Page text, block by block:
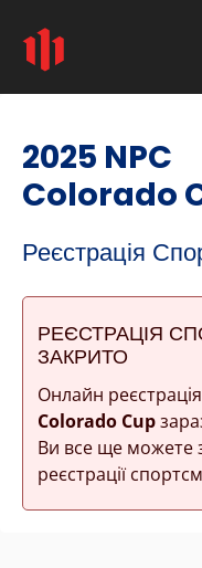
2025 NPC
Colorado
Реєстрація
РЕЄСТРАЦІЯ
ЗАКРИТО
Онлайн
Colorado Cup
Ви все ще можете
реєстрації